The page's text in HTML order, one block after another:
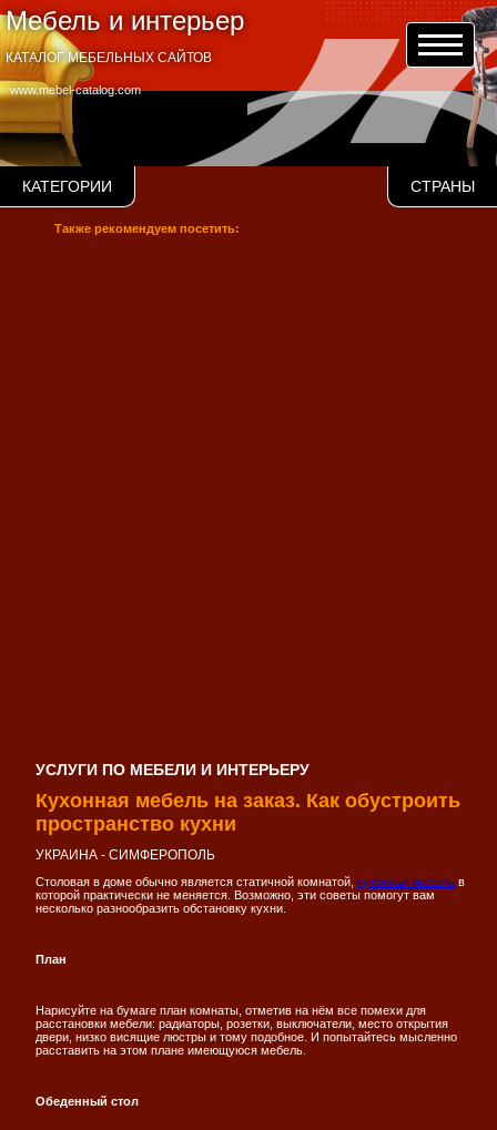
Мебель и интерьер
www.mebel-catalog.com
КАТАЛОГ МЕБЕЛЬНЫХ САЙТОВ
КАТЕГОРИИ СТРАНЫ
Также рекомендуем посетить:
УСЛУГИ ПО МЕБЕЛИ И ИНТЕРЬЕРУ
Кухонная мебель на заказ. Как обустроить
пространство кухни
УКРАИНА - СИМФЕРОПОЛЬ
Столовая в доме обычно является статичной комнатой, кухонная мебель в
которой практически не меняется. Возможно, эти советы помогут вам
несколько разнообразить обстановку кухни.
План
Нарисуйте на бумаге план комнаты, отметив на нём все помехи для
расстановки мебели: радиаторы, розетки, выключатели, место открытия
двери, низко висящие люстры и тому подобное. И попытайтесь мысленно
расставить на этом плане имеющуюся мебель.
Обеденный стол